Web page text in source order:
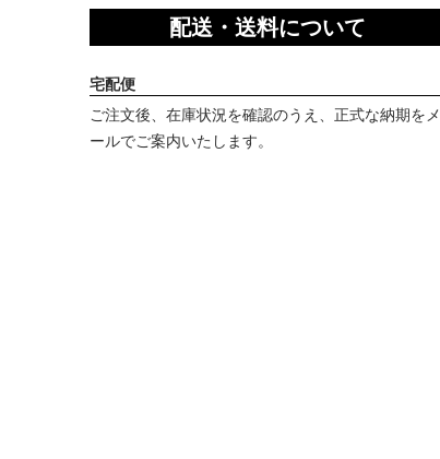
配送・送料について
宅配便
ご注文後、在庫状況を確認のうえ、正式な納期をメ
ールでご案内いたします。